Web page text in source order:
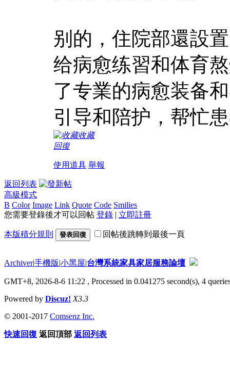
别的，住院部還設
给病愈练習和体育
了专業的病愈装备
引导和陪护，帮忙
收藏
回復
使用道具 舉報
返回列表
高級模式
B Color Image Link Quote Code Smilies
您需要登錄後才可以回帖 登錄 | 立即註冊
本版積分規則 發表回復 回帖後跳轉到最後一頁
Archiver|手機版|小黑屋|台灣系統家具家居服務論壇
GMT+8, 2026-8-6 11:22 , Processed in 0.041275 second(s), 4
Powered by Discuz! X3.3
© 2001-2017 Comsenz Inc.
快速回復 返回頂部 返回列表